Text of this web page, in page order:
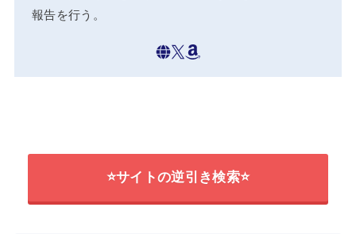
報告を行う。
⭐サイトの逆引き検索⭐